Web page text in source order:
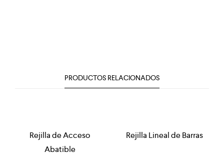
PRODUCTOS RELACIONADOS
Rejilla de Acceso
Abatible
Rejilla Lineal de Barras